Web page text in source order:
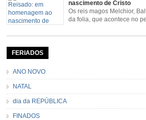
nascimento de Cristo
Os reis magos Melchior,
da folia, que acontece no
de dezembro e 06 de
seu contramestre lideram a música e o canto do
FERIADOS
ANO NOVO
NATAL
dia da REPÚBLICA
FINADOS